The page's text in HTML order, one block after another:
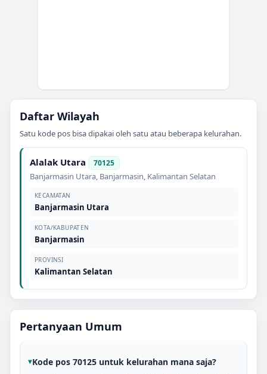
Daftar Wilayah
Satu kode pos bisa dipakai oleh satu atau beberapa kelurahan.
Alalak Utara 70125
Banjarmasin Utara, Banjarmasin, Kalimantan Selatan
KECAMATAN
Banjarmasin Utara
KOTA/KABUPATEN
Banjarmasin
PROVINSI
Kalimantan Selatan
Pertanyaan Umum
Kode pos 70125 untuk kelurahan mana saja?